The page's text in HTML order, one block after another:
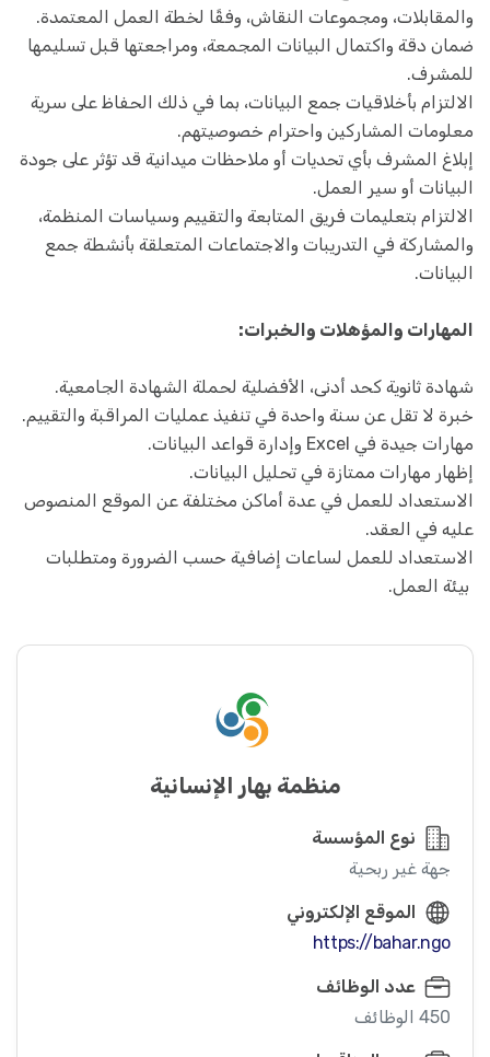
والمقابلات، ومجموعات النقاش، وفقًا لخطة العمل المعتمدة.
ضمان دقة واكتمال البيانات المجمعة، ومراجعتها قبل تسليمها
للمشرف.
الالتزام بأخلاقيات جمع البيانات، بما في ذلك الحفاظ على سرية
معلومات المشاركين واحترام خصوصيتهم.
إبلاغ المشرف بأي تحديات أو ملاحظات ميدانية قد تؤثر على جودة
البيانات أو سير العمل.
الالتزام بتعليمات فريق المتابعة والتقييم وسياسات المنظمة،
والمشاركة في التدريبات والاجتماعات المتعلقة بأنشطة جمع
البيانات.
المهارات والمؤهلات والخبرات:
شهادة ثانوية كحد أدنى، الأفضلية لحملة الشهادة الجامعية.
خبرة لا تقل عن سنة واحدة في تنفيذ عمليات المراقبة والتقييم.
مهارات جيدة في Excel وإدارة قواعد البيانات.
إظهار مهارات ممتازة في تحليل البيانات.
الاستعداد للعمل في عدة أماكن مختلفة عن الموقع المنصوص
عليه في العقد.
الاستعداد للعمل لساعات إضافية حسب الضرورة ومتطلبات
بيئة العمل.
منظمة بهار الإنسانية
نوع المؤسسة
جهة غير ربحية
الموقع الإلكتروني
https://bahar.ngo
عدد الوظائف
450 الوظائف